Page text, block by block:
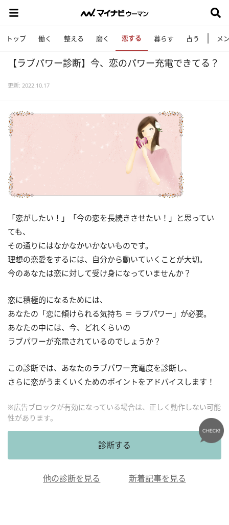
トップ 働く 整える 磨く 恋する 暮らす 占う メ
【ラブパワー診断】今、恋のパワー充電できてる？
更新: 2022.10.17
「恋がしたい！」「今の恋を長続きさせたい！」と思ってい
ても、
その通りにはなかなかいかないものです。
理想の恋愛をするには、自分から動いていくことが大切。
今のあなたは恋に対して受け身になっていませんか？
恋に積極的になるためには、
あなたの「恋に傾けられる気持ち ＝ ラブパワー」が必要。
あなたの中には、今、どれくらいの
ラブパワーが充電されているのでしょうか？
この診断では、あなたのラブパワー充電度を診断し、
さらに恋がうまくいくためのポイントをアドバイスします！
※広告ブロックが有効になっている場合は、正しく動作しない可能
性があります。
診断する
他の診断を見る 新着記事を見る